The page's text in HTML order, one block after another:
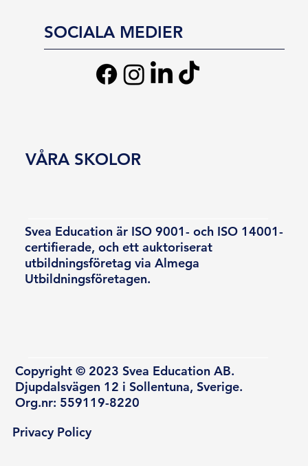
SOCIALA MEDIER
Svea Education är ISO 9001- och ISO 14001-
certifierade, och ett auktoriserat
utbildningsföretag via Almega
Utbildningsföretagen.
Copyright © 2023 Svea Education AB.
Djupdalsvägen 12 i Sollentuna, Sverige.
Org.nr: 559119-8220
VÅRA SKOLOR
Privacy Policy